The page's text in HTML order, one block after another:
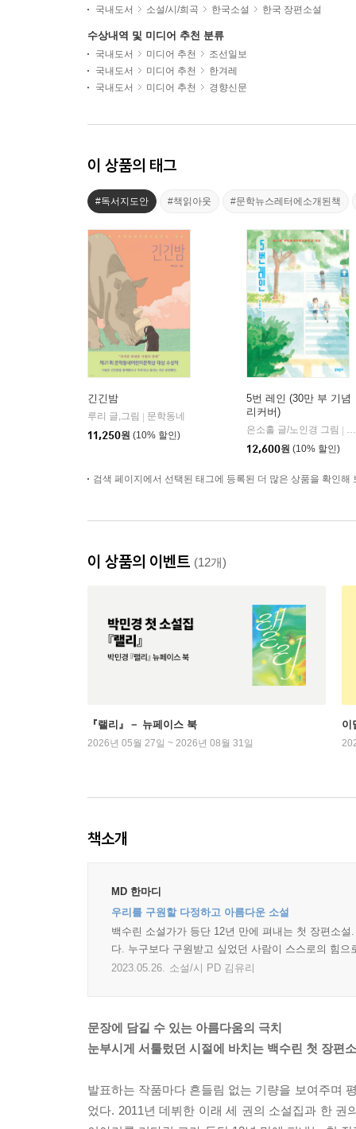
국내도서 소설/시/희곡 한국소설 한국 장편소설
수상내역 및 미디어 추천 분류
국내도서 미디어 추천
조선일보
국내도서
미디어 추천
한겨레
국내도서
미디어 추천 경향신문
이 상품의 태그
#독서지도안 #책읽아웃 #문학뉴스레터에소개된책
긴긴밤
루리 글,그림
문학동네
11,250원 (10% 할인)
5번 레인 (30만 부 기념
리커버)
은소홀 글/노인경 그림
12,600원 (10% 할인)
검색 페이지에서 선택된 태그에 등록된 더 많은 상품을 확인해
이 상품의 이벤트 (12개)
『랠리』－ 뉴페이스 북
2026년 05월 27일 ~ 2026년 08월 31일
이
책소개
MD 한마디
우리를 구원할 다정하고 아름다운 소설
백수린 소설가가 등단 12년 만에 펴내는 첫 장편소
다. 누구보다 구원받고 싶었던 사람이 스스로의 힘
2023.05.26. 소설/시 PD 김유리
문장에 담길 수 있는 아름다움의 극치
눈부시게 서툴렀던 시절에 바치는 백수린 첫 장편
발표하는 작품마다 흔들림 없는 기량을 보여주며
었다. 2011년 데뷔한 이래 세 권의 소설집과 한